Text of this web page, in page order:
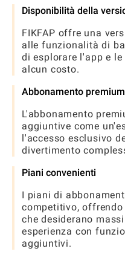
Disponibilità della
FIKFAP offre una
alle funzionalità di
di esplorare l'app e
alcun costo.
Abbonamento premium
L'abbonamento
aggiuntive come
l'accesso esclusivo
divertimento
Piani convenienti
I piani di
competitivo,
che desiderano
esperienza con
aggiuntivi.